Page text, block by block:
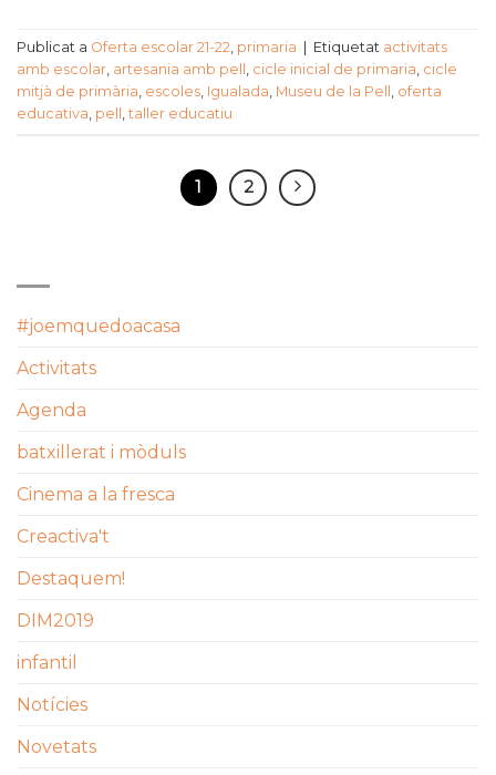
Publicat a Oferta escolar 21-22, primaria Etiquetat activitats
amb escolar, artesania amb pell , cicle inicial de primaria, cicle
mitjà de primària, escoles, Igualada, Museu de la Pell , oferta
educativa, pell , taller educatiu
1 2
#joemquedoacasa
Activitats
Agenda
batxillerat i mòduls
Cinema a la fresca
Creactiva't
Destaquem!
DIM2019
infantil
Notícies
Novetats